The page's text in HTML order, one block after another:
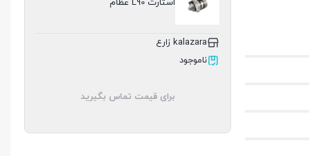
استارت L90 عظام
kalazara زارع
ناموجود
برای قیمت تماس بگیرید